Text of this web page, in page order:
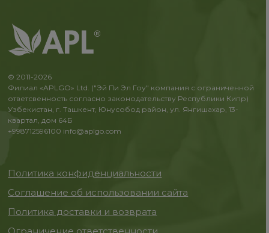
© 2011-2026
Филиал «APLGO» Ltd. ("Эй Пи Эл Гоу" компания с ограниченной
ответсвенность согласно законодательству Республики Кипр)
Узбекистан, г. Ташкент, Юнусобод район, ул. Янгишахар, 13-
квартал, дом 64Б
+998712596100 info@aplgo.com
Политика конфиденциальности
Соглашение об использовании сайта
Политика доставки и возврата